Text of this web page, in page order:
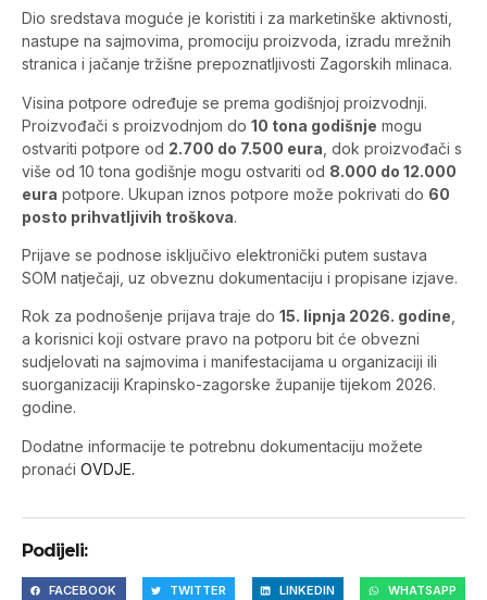
Dio sredstava moguće je koristiti i za marketinške aktivnosti,
nastupe na sajmovima, promociju proizvoda, izradu mrežnih
stranica i jačanje tržišne prepoznatljivosti Zagorskih mlinaca.
Visina potpore određuje se prema godišnjoj proizvodnji.
Proizvođači s proizvodnjom do 10 tona godišnje mogu
ostvariti potpore od 2.700 do 7.500 eura , dok proizvođači s
više od 10 tona godišnje mogu ostvariti od 8.000 do 12.000
eura potpore. Ukupan iznos potpore može pokrivati do 60
posto prihvatljivih troškova.
Prijave se podnose isključivo elektronički putem sustava
SOM natječaji, uz obveznu dokumentaciju i propisane izjave.
Rok za podnošenje prijava traje do 15. lipnja 2026. godine
a korisnici koji ostvare pravo na potporu bit će obvezni
sudjelovati na sajmovima i manifestacijama u organizaciji ili
suorganizaciji Krapinsko-zagorske županije tijekom 2026.
godine.
Dodatne informacije te potrebnu dokumentaciju možete
pronaći OVDJE.
Podijeli:
FACEBOOK TWITTER LINKEDIN WHATSAPP